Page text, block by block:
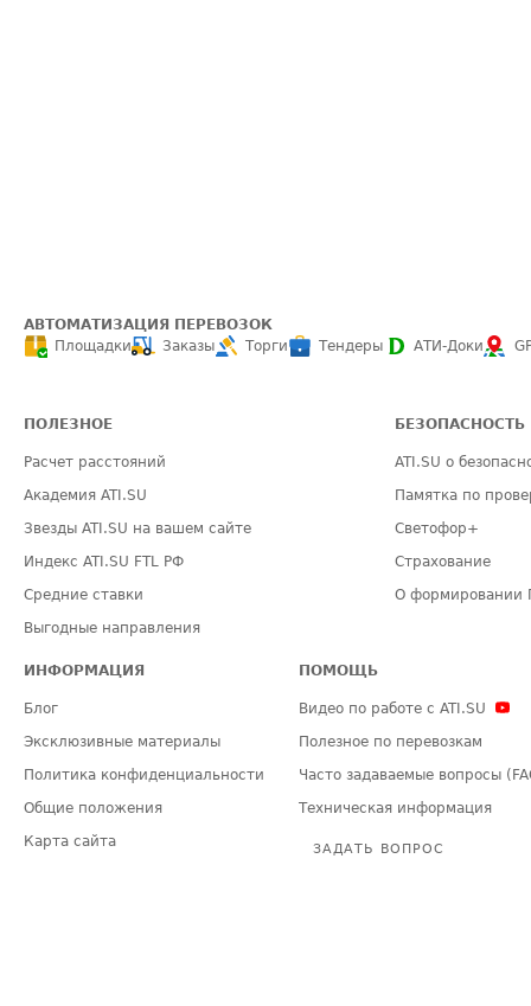
АВТОМАТИЗАЦИЯ ПЕРЕВОЗОК
Площадки
Заказы Торги Тендеры АТИ-Доки
ПОЛЕЗНОЕ
Расчет расстояний
Академия ATI.SU
Звезды ATI.SU на вашем сайте
Индекс ATI.SU FTL РФ
Средние ставки
Выгодные направления
БЕЗОПАСНОСТЬ
ATI.SU о
Памятка по
Светофор+
Страхование
О формировании
ИНФОРМАЦИЯ
Блог
Эксклюзивные материалы
Политика конфиденциальности
Общие положения
Карта сайта
ПОМОЩЬ
Видео по работе с ATI.SU
Полезное по перевозкам
Часто задаваемые вопросы
Техническая информация
ЗАДАТЬ ВОПРОС